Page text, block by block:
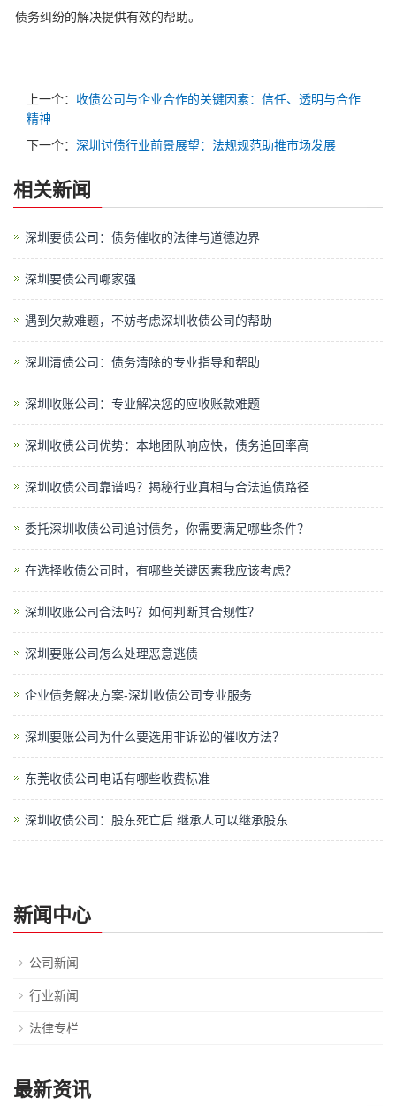
债务纠纷的解决提供有效的帮助。
上一个： 收债公司与企业合作的关键因素：信任、透明与合作
精神
下一个： 深圳讨债行业前景展望：法规规范助推市场发展
相关新闻
深圳要债公司：债务催收的法律与道德边界
深圳要债公司哪家强
遇到欠款难题，不妨考虑深圳收债公司的帮助
深圳清债公司：债务清除的专业指导和帮助
深圳收账公司：专业解决您的应收账款难题
深圳收债公司优势：本地团队响应快，债务追回率高
深圳收债公司靠谱吗？揭秘行业真相与合法追债路径
委托深圳收债公司追讨债务，你需要满足哪些条件？
在选择收债公司时，有哪些关键因素我应该考虑？
深圳收账公司合法吗？如何判断其合规性？
深圳要账公司怎么处理恶意逃债
企业债务解决方案-深圳收债公司专业服务
深圳要账公司为什么要选用非诉讼的催收方法？
东莞收债公司电话有哪些收费标准
深圳收债公司：股东死亡后 继承人可以继承股东
新闻中心
公司新闻
行业新闻
法律专栏
最新资讯